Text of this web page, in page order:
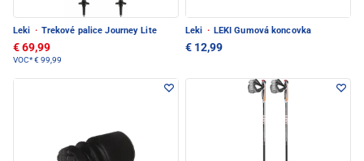
Leki · Trekové palice Journey Lite
€ 69,99
VOC*€ 99,99
Leki · LEKI Gumová koncovka
€ 12,99